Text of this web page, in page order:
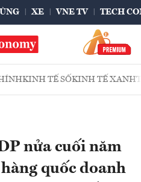
XE VNE TV TECH
KINH TẾ SỐKINH TẾ XANH
nửa cuối năm
quốc doanh